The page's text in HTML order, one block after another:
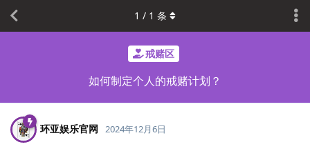
戒赌区
如何制定个人的戒赌计划？
1 / 1 条
环亚娱乐官网 2024年12月6日